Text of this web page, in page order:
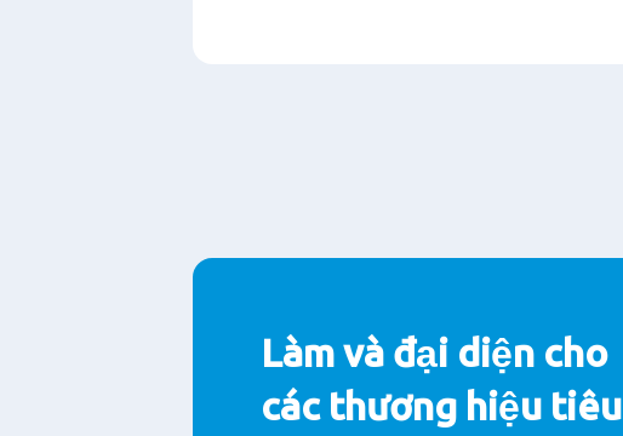
Làm và đại diện cho
các thương hiệu tiêu